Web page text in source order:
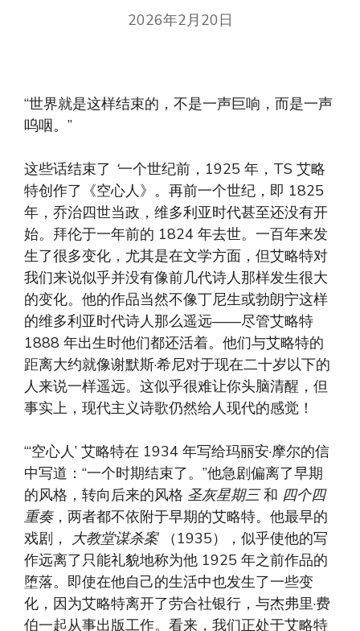
2026年2月20日
“世界就是这样结束的，不是一声巨响，而是一声
呜咽。”
这些话结束了 ‘一个世纪前，1925 年，TS 艾略
特创作了《空心人》。再前一个世纪，即 1825
年，乔治四世当政，维多利亚时代甚至还没有开
始。拜伦于一年前的 1824 年去世。一百年来发
生了很多变化，尤其是在文学方面，但艾略特对
我们来说似乎并没有像前几代诗人那样发生很大
的变化。他的作品当然不像丁尼生或勃朗宁这样
的维多利亚时代诗人那么遥远——尽管艾略特
1888 年出生时他们都还活着。他们与艾略特的
距离大约就像谢默斯·希尼对于现在二十岁以下的
人来说一样遥远。这似乎很难让你头脑清醒，但
事实上，现代主义诗歌仍然给人现代的感觉！
“‘空心人’ 艾略特在 1934 年写给玛丽安·摩尔的信
中写道：“一个时期结束了。”他急剧偏离了早期
的风格，转向后来的风格 圣灰星期三和 四个四
重奏，两者都不依附于早期的艾略特。他最早的
戏剧， 大教堂谋杀案（1935），似乎使他的写
作远离了只能礼貌地称为他 1925 年之前作品的
堕落。即使在他自己的生活中也发生了一些变
化，因为艾略特离开了劳合社银行，与杰弗里·费
伯一起从事出版工作。看来，我们正处于艾略特